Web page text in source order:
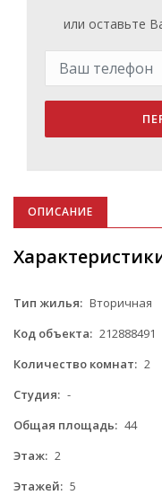
или оставьте
ОПИСАНИЕ
Тип жилья: Вторичная
Код объекта: 212888491
Количество комнат: 2
Студия: -
Общая площадь: 44
Этаж: 2
Этажей: 5